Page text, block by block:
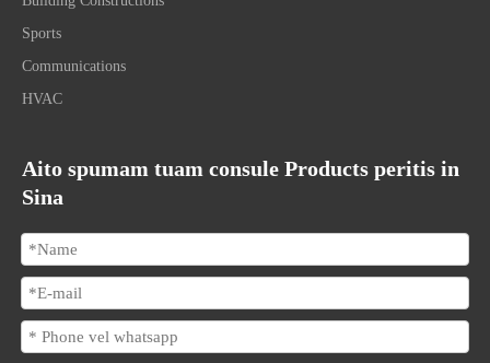
Sports
Communications
HVAC
Aito spumam tuam consule Products peritis in
Sina